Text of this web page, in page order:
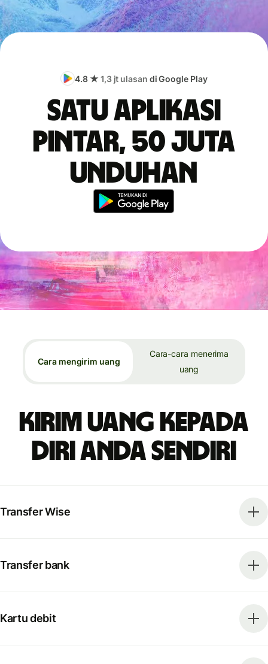
4.8 ★ 1,3 jt ulasan di Google Play
Satu aplikasi
pintar, 50 juta
unduhan
Cara mengirim uang
Cara-cara menerima
uang
Kirim uang kepada
diri Anda sendiri
Transfer Wise
Transfer bank
Kartu debit